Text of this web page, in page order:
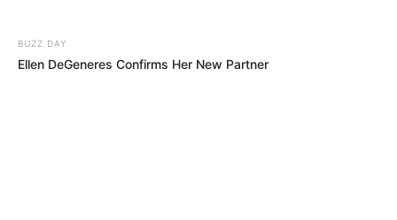
BUZZ DAY
Ellen DeGeneres Confirms Her New Partner